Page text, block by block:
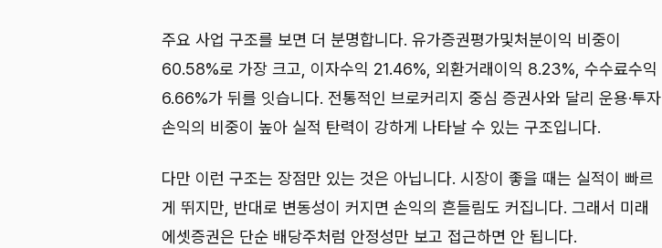
주요 사업 구조를 보면 더 분명합니다. 유가증권평가및처분이익 비중이
60.58%로 가장 크고, 이자수익 21.46%, 외환거래이익 8.23%, 수수료수익
6.66%가 뒤를 잇습니다. 전통적인 브로커리지 중심 증권사와 달리 운용·투자
손익의 비중이 높아 실적 탄력이 강하게 나타날 수 있는 구조입니다.
다만 이런 구조는 장점만 있는 것은 아닙니다. 시장이 좋을 때는 실적이 빠르
게 뛰지만, 반대로 변동성이 커지면 손익의 흔들림도 커집니다. 그래서 미래
에셋증권은 단순 배당주처럼 안정성만 보고 접근하면 안 됩니다.